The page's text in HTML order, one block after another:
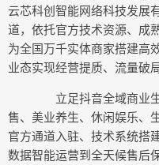
云芯科创智能网络科技发展
道，依托官方技术资源、成
为全国万千实体商家搭建高
业态实现经营提质、流量破
立足抖音全域商业生
售、美业养生、休闲娱乐、
官方通道入驻、技术系统搭
数据智能运营到全天候售后